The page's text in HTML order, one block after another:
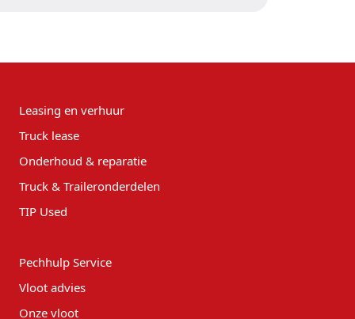
Leasing en verhuur
Truck lease
Onderhoud & reparatie
Truck & Traileronderdelen
TIP Used
Pechhulp Service
Vloot advies
Onze vloot